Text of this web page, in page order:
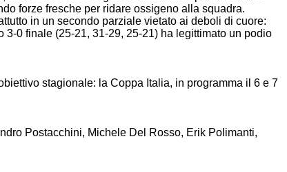
forze fresche per ridare ossigeno alla squadra.
in un secondo parziale vietato ai deboli di cuore:
0 finale (25-21, 31-29, 25-21) ha legittimato un podio
stagionale: la Coppa Italia, in programma il 6 e 7
Postacchini, Michele Del Rosso, Erik Polimanti,